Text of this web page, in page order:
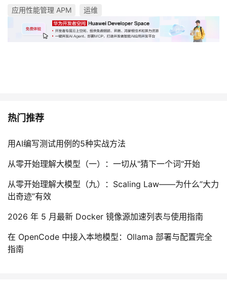
应用性能管理 APM 运维
热门推荐
用AI编写测试用例的5种实战方法
从零开始理解大模型（一）：一切从"猜下一个词"开始
从零开始理解大模型（九）：Scaling Law——为什么”大力
出奇迹”有效
2026 年 5 月最新 Docker 镜像源加速列表与使用指南
在 OpenCode 中接入本地模型：Ollama 部署与配置完全
指南